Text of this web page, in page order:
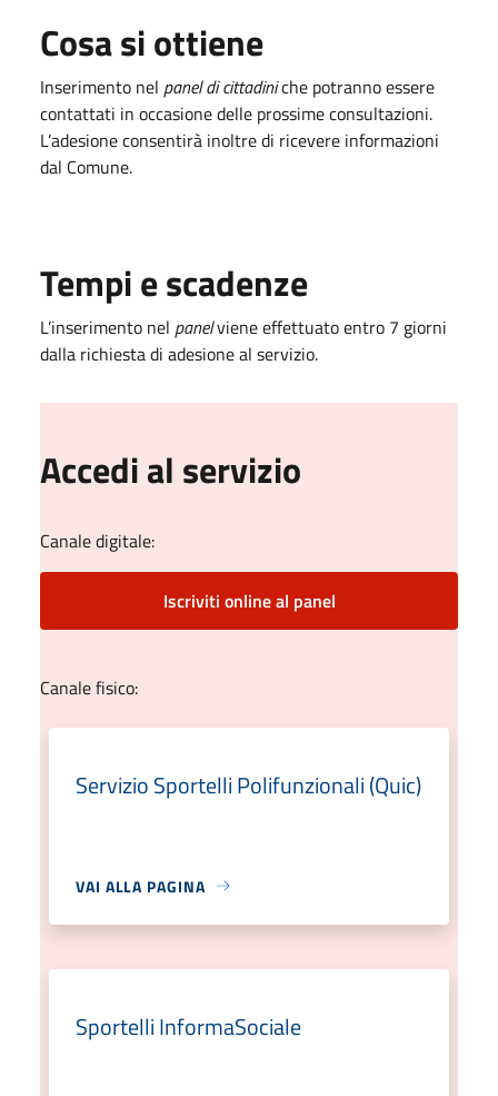
Cosa si ottiene
Inserimento nel panel di cittadiniche potranno essere
contattati in occasione delle prossime consultazioni.
L’adesione consentirà inoltre di ricevere informazioni
dal Comune.
Tempi e scadenze
L’inserimento nel panelviene effettuato entro 7 giorni
dalla richiesta di adesione al servizio.
Accedi al servizio
Canale digitale:
Iscriviti online al panel
Canale fisico:
Servizio Sportelli Polifunzionali (Quic)
VAI ALLA PAGINA
Sportelli InformaSociale